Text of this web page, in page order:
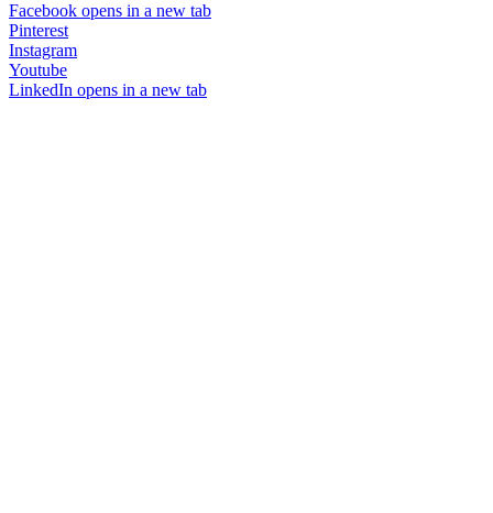
Facebook opens in a new tab
Pinterest
Instagram
Youtube
LinkedIn opens in a new tab